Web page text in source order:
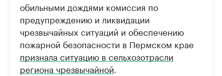
обильными дождями комиссия по
предупреждению и ликвидации
чрезвычайных ситуаций и обеспечению
пожарной безопасности в Пермском крае
признала ситуацию в сельхозотрасли
региона чрезвычайной